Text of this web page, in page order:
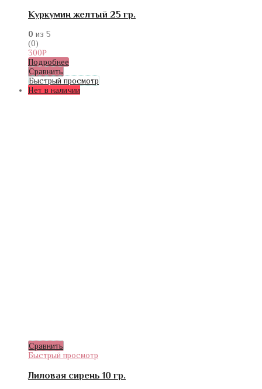
Куркумин желтый 25 гр.
0 из 5
(0)
300₽
Подробнее
Сравнить
Быстрый просмотр
Нет в наличии
Сравнить
Быстрый просмотр
Лиловая сирень 10 гр.